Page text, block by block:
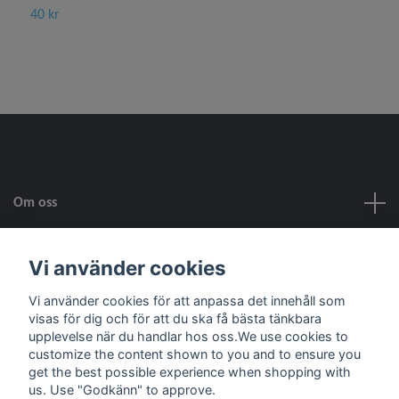
40 kr
Om oss
Fotmeny
Sociala medier
Vi använder cookies
Vi använder cookies för att anpassa det innehåll som
visas för dig och för att du ska få bästa tänkbara
upplevelse när du handlar hos oss.We use cookies to
customize the content shown to you and to ensure you
get the best possible experience when shopping with
us. Use "Godkänn" to approve.